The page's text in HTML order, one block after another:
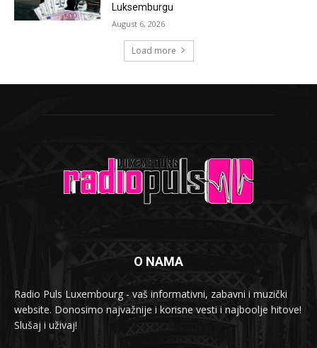
Luksemburgu
August 6, 2026
Load more
O NAMA
Radio Puls Luxembourg - vaš informativni, zabavni i muzički
website. Donosimo najvažnije i korisne vesti i najboolje hitove!
Slušaj i uživaj!